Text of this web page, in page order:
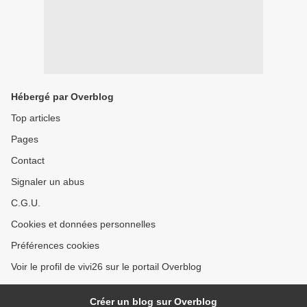
Hébergé par Overblog
Top articles
Pages
Contact
Signaler un abus
C.G.U.
Cookies et données personnelles
Préférences cookies
Voir le profil de vivi26 sur le portail Overblog
Créer un blog sur Overblog